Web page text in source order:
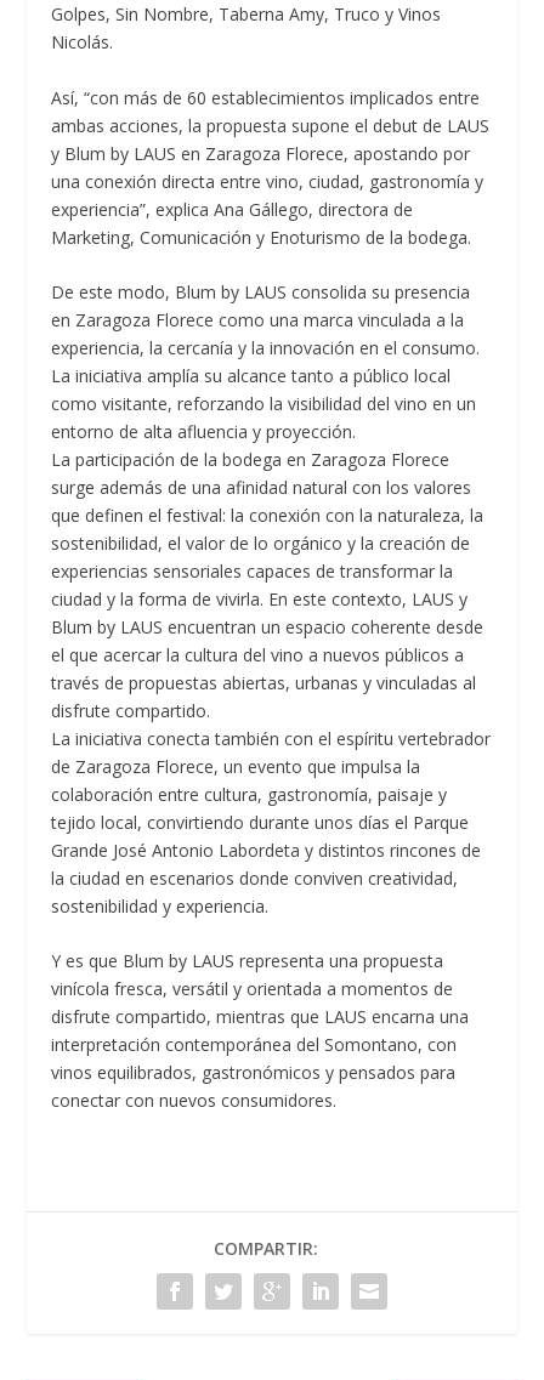
Golpes, Sin Nombre, Taberna Amy, Truco y Vinos
Nicolás.
Así, “con más de 60 establecimientos implicados entre
ambas acciones, la propuesta supone el debut de LAUS
y Blum by LAUS en Zaragoza Florece, apostando por
una conexión directa entre vino, ciudad, gastronomía y
experiencia”, explica Ana Gállego, directora de
Marketing, Comunicación y Enoturismo de la bodega.
De este modo, Blum by LAUS consolida su presencia
en Zaragoza Florece como una marca vinculada a la
experiencia, la cercanía y la innovación en el consumo.
La iniciativa amplía su alcance tanto a público local
como visitante, reforzando la visibilidad del vino en un
entorno de alta afluencia y proyección.
La participación de la bodega en Zaragoza Florece
surge además de una afinidad natural con los valores
que definen el festival: la conexión con la naturaleza, la
sostenibilidad, el valor de lo orgánico y la creación de
experiencias sensoriales capaces de transformar la
ciudad y la forma de vivirla. En este contexto, LAUS y
Blum by LAUS encuentran un espacio coherente desde
el que acercar la cultura del vino a nuevos públicos a
través de propuestas abiertas, urbanas y vinculadas al
disfrute compartido.
La iniciativa conecta también con el espíritu vertebrador
de Zaragoza Florece, un evento que impulsa la
colaboración entre cultura, gastronomía, paisaje y
tejido local, convirtiendo durante unos días el Parque
Grande José Antonio Labordeta y distintos rincones de
la ciudad en escenarios donde conviven creatividad,
sostenibilidad y experiencia.
Y es que Blum by LAUS representa una propuesta
vinícola fresca, versátil y orientada a momentos de
disfrute compartido, mientras que LAUS encarna una
interpretación contemporánea del Somontano, con
vinos equilibrados, gastronómicos y pensados para
conectar con nuevos consumidores.
COMPARTIR: